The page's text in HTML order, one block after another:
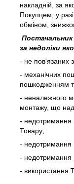
накладній, за
Покупцем, у
обміном,
Постачальник
за недоліки
- не пов'язаних
- механічних
пошкодженням
- неналежного
монтажу, що
- недотримання
Товару;
- недотримання
- недотримання
- використання